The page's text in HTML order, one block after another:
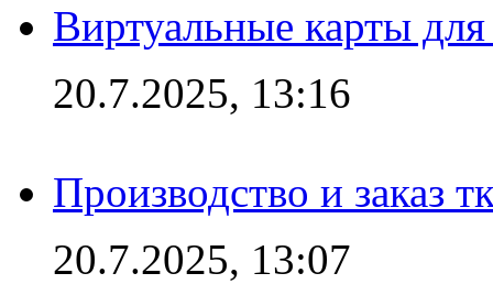
Виртуальные карты
20.7.2025, 13:16
Производство и заказ
20.7.2025, 13:07